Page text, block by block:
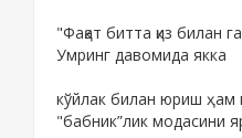
"Фақат битта қиз билан
Умринг давомида якка
кўйлак билан юриш ҳам
"бабник”лик модасини